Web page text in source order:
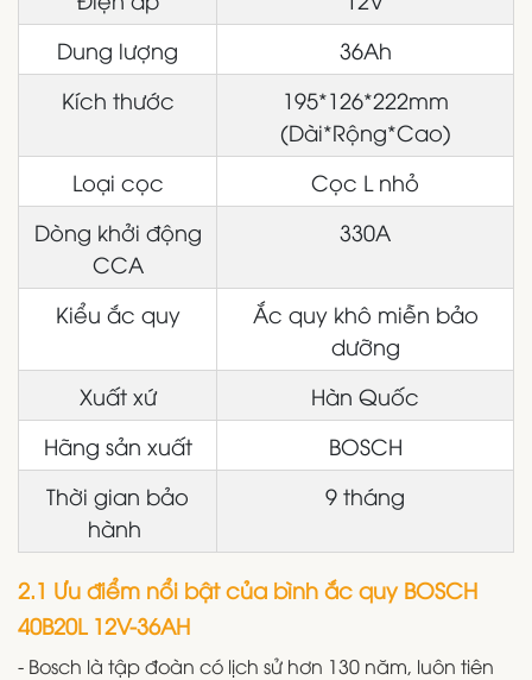
Dung lượng
36Ah
Kích thước
195*126*222mm
(Dài*Rộng*Cao)
Loại cọc
Cọc L nhỏ
Dòng khởi động
CCA
330A
Kiểu ắc quy
Ắc quy khô miễn bảo
dưỡng
Xuất xứ
Hàn Quốc
Hãng sản xuất
BOSCH
Thời gian bảo
hành
9 tháng
2.1 Ưu điểm nổi bật của bình ắc quy BOSCH
40B20L 12V-36AH
- Bosch là tập đoàn có lịch sử hơn 130 năm, luôn tiên